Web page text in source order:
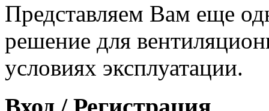
Представляем Вам еще
решение для
условиях эксплуатации.